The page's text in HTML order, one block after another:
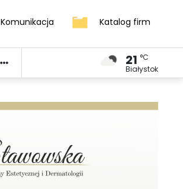
Komunikacja Katalog firm
21 °C
Białystok